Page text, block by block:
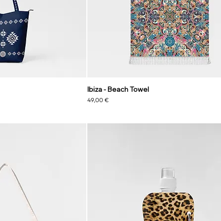
Ibiza - Beach Towel
Preis
49,00 €